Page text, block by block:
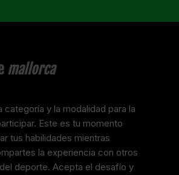
mallorca
categoría y la modalidad para la
Este es tu momento
tus habilidades mientras
la experiencia con otros
deporte. Acepta el desafío y